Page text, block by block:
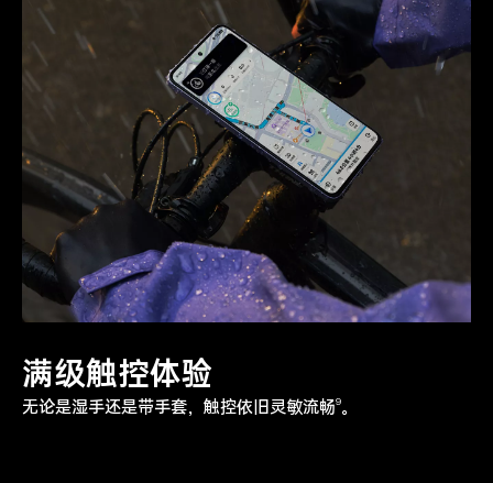
满级触控体验
无论是湿手还是带手套，触控依旧灵敏流畅9。